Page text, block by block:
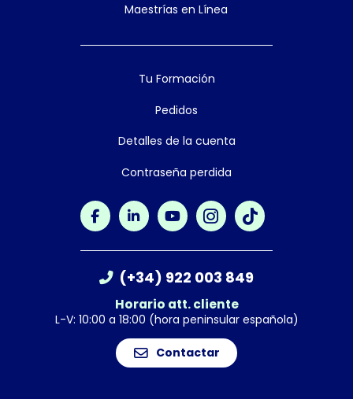
Maestrías en Línea
Tu Formación
Pedidos
Detalles de la cuenta
Contraseña perdida
(+34) 922 003 849
Horario att. cliente
L-V: 10:00 a 18:00 (hora peninsular española)
Contactar